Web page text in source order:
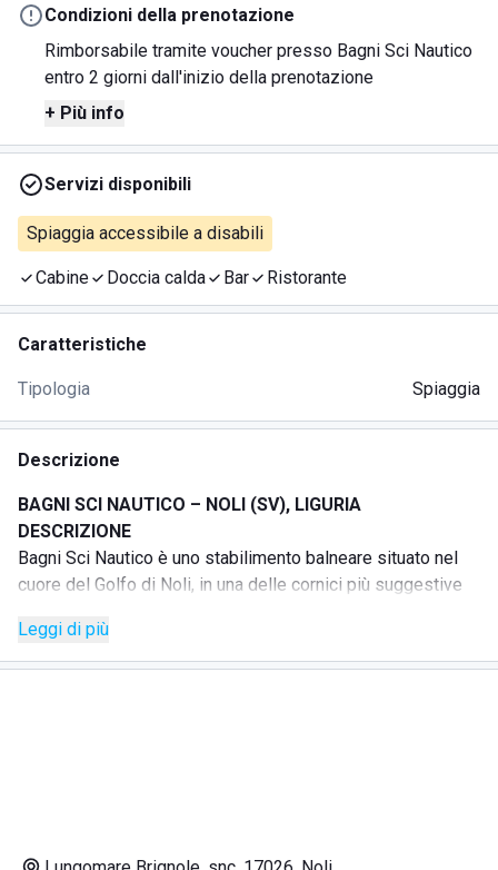
Condizioni della prenotazione
Rimborsabile tramite voucher presso Bagni Sci Nautico
entro 2 giorni dall'inizio della prenotazione
+ Più info
Servizi disponibili
Spiaggia accessibile a disabili
Cabine Doccia calda Bar Ristorante
Caratteristiche
Tipologia Spiaggia
Descrizione
BAGNI SCI NAUTICO – NOLI (SV), LIGURIA
DESCRIZIONE
Bagni Sci Nautico è uno stabilimento balneare situato nel
cuore del Golfo di Noli, in una delle cornici più suggestive
La struttura nasce per offrire un’esperienza di mare
esclusiva, curata e rigenerante, pensata per chi cerca relax,
Leggi di più